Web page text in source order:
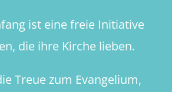
ist eine freie Initiative
die ihre Kirche lieben.
Treue zum Evangelium,